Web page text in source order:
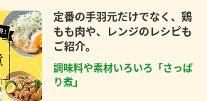
定番の手羽元だけでなく、鶏
もも肉や、レンジのレシピも
ご紹介。
調味料や素材いろいろ「さっぱ
り煮」